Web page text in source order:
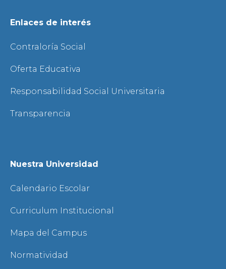
Enlaces de interés
Contraloría Social
Oferta Educativa
Responsabilidad Social Universitaria
Transparencia
Nuestra Universidad
Calendario Escolar
Curriculum Institucional
Mapa del Campus
Normatividad